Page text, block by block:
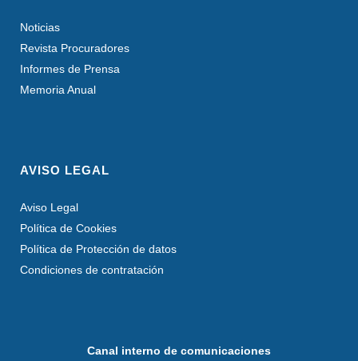
Noticias
Revista Procuradores
Informes de Prensa
Memoria Anual
AVISO LEGAL
Aviso Legal
Política de Cookies
Política de Protección de datos
Condiciones de contratación
Canal interno de comunicaciones